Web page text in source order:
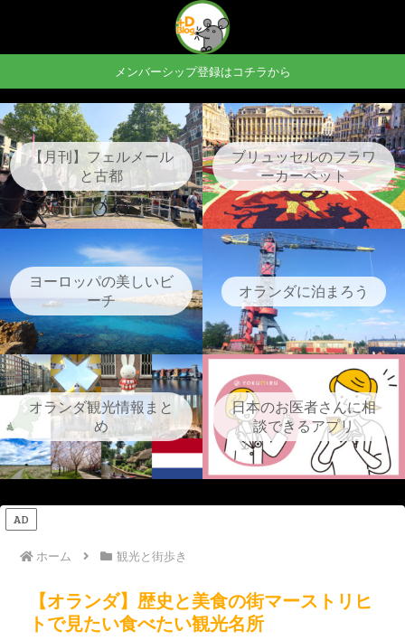
メンバーシップ登録はコチラから
【月刊】フェルメール
と古都
ブリュッセルのフラワ
ーカーペット
ヨーロッパの美しいビ
ーチ
オランダに泊まろう
オランダ観光情報まと
め
日本のお医者さんに相
談できるアプリ
AD
ホーム 観光と街歩き
【オランダ】歴史と美食の街マーストリヒ
トで見たい食べたい観光名所